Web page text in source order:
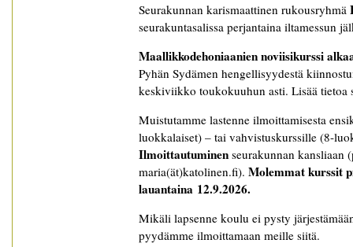
Seurakunnan karismaattinen rukousryhmä
seurakuntasalissa perjantaina iltamessun
Maallikkodehoniaanien noviisikurssi
Pyhän Sydämen hengellisyydestä
keskiviikko toukokuuhun asti. Lisää tietoa
Muistutamme lastenne ilmoittamisesta
luokkalaiset) – tai vahvistuskurssille (8-
Ilmoittautuminen seurakunnan kansliaan
maria(ät)katolinen.fi). Molemmat kurssit
lauantaina 12.9.2026.
Mikäli lapsenne koulu ei pysty
pyydämme ilmoittamaan meille siitä.